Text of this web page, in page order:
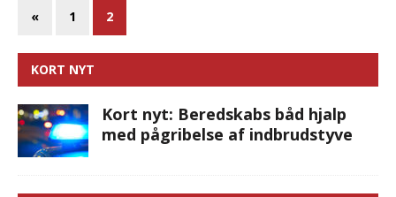
« 1 2
KORT NYT
Kort nyt: Beredskabs båd hjalp
med pågribelse af indbrudstyve